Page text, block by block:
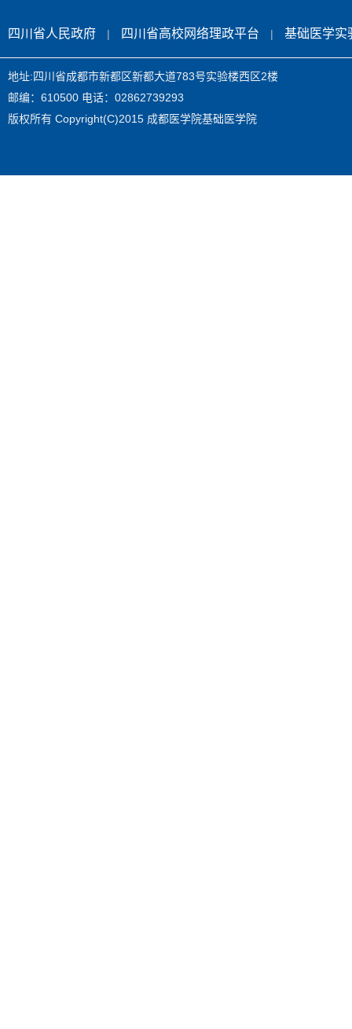
四川省人民政府 | 四川省高校网络理政平台 | 基础医学实
地址:四川省成都市新都区新都大道783号实验楼西区2楼
邮编：610500 电话：02862739293
版权所有 Copyright(C)2015 成都医学院基础医学院